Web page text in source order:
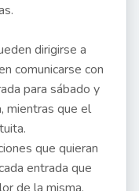
dirigirse a
comunicarse con
para sábado y
mientras que el
que quieran
entrada que
de la misma.